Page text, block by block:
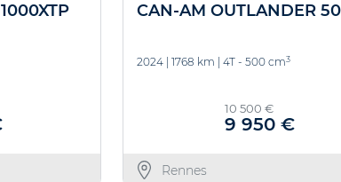
CAN-AM OUTLANDER
2024| 1768 km 4T - 500 cm3
10 500 €
9 950 €
Rennes